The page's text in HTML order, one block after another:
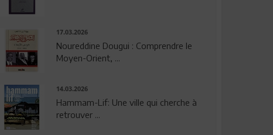
17.03.2026
Noureddine Dougui : Comprendre le
Moyen-Orient, ...
14.03.2026
Hammam-Lif: Une ville qui cherche à
retrouver ...